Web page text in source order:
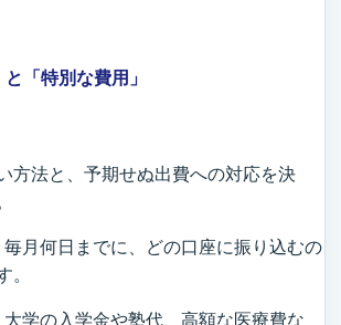
「特別な費用」
方法と、予期せぬ出費への対応を決
毎月何日までに、どの口座に振り込むの
。
大学の入学金や塾代、高額な医療費な